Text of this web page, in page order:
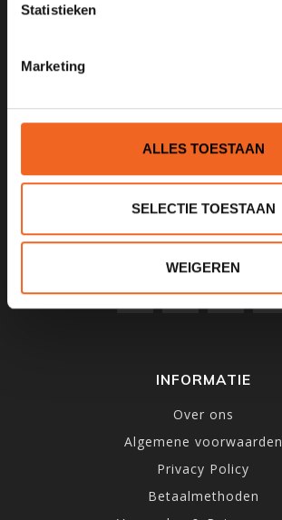
Statistieken
Marketing
ALLES TOESTAAN
SELECTIE TOESTAAN
WEIGEREN
1531MD
Wormer
075 621 8805
info@kajak.nl
INFORMATIE
Over ons
Algemene voorwaarden
Privacy Policy
Betaalmethoden